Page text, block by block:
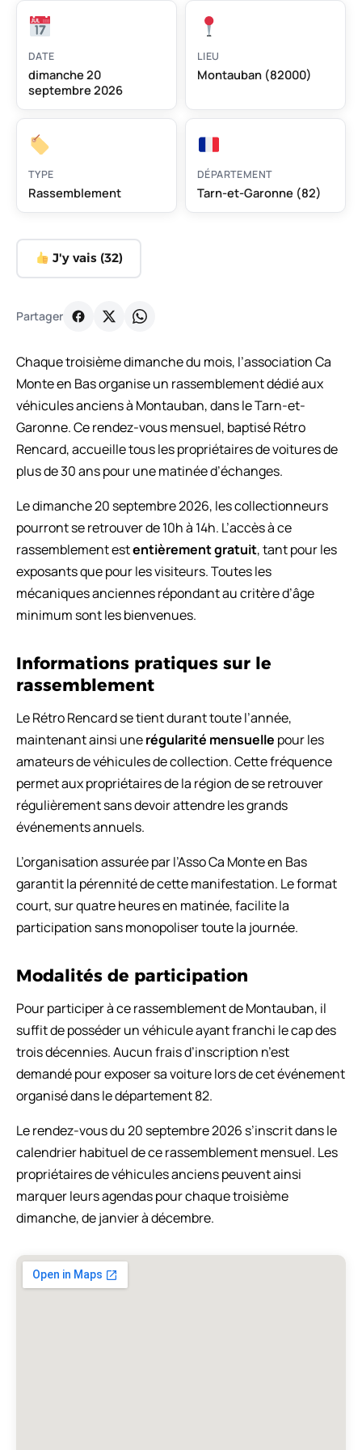
DATE
dimanche 20
septembre 2026
LIEU
Montauban (82000)
TYPE
Rassemblement
DÉPARTEMENT
Tarn-et-Garonne (82)
J'y vais (32)
Partager
Chaque troisième dimanche du mois, l’association Ca
Monte en Bas organise un rassemblement dédié aux
véhicules anciens à Montauban, dans le Tarn-et-
Garonne. Ce rendez-vous mensuel, baptisé Rétro
Rencard, accueille tous les propriétaires de voitures de
plus de 30 ans pour une matinée d’échanges.
Le dimanche 20 septembre 2026, les collectionneurs
pourront se retrouver de 10h à 14h. L’accès à ce
rassemblement estentièrement gratuit, tant pour les
exposants que pour les visiteurs. Toutes les
mécaniques anciennes répondant au critère d’âge
minimum sont les bienvenues.
Informations pratiques sur le
rassemblement
Le Rétro Rencard se tient durant toute l’année,
maintenant ainsi unerégularité mensuelle pour les
amateurs de véhicules de collection. Cette fréquence
permet aux propriétaires de la région de se retrouver
régulièrement sans devoir attendre les grands
événements annuels.
L’organisation assurée par l’Asso Ca Monte en Bas
garantit la pérennité de cette manifestation. Le format
court, sur quatre heures en matinée, facilite la
participation sans monopoliser toute la journée.
Modalités de participation
Pour participer à ce rassemblement de Montauban, il
suffit de posséder un véhicule ayant franchi le cap des
trois décennies. Aucun frais d’inscription n’est
demandé pour exposer sa voiture lors de cet événement
organisé dans le département 82.
Le rendez-vous du 20 septembre 2026 s’inscrit dans le
calendrier habituel de ce rassemblement mensuel. Les
propriétaires de véhicules anciens peuvent ainsi
marquer leurs agendas pour chaque troisième
dimanche, de janvier à décembre.